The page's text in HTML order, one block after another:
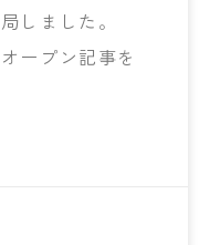
局しました。
ープン記事を